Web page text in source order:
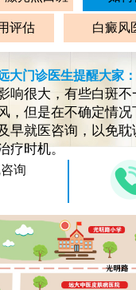
评估 白癜风
大门诊医生提醒大家：
响很大，有些白斑不
，但是在不确定情
早就医咨询，以免
疗时机。
询